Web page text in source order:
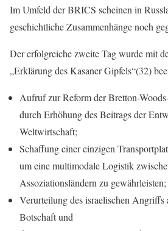
Im Umfeld der BRICS scheinen in
geschichtliche Zusammenhänge noch
Der erfolgreiche zweite Tag wurde mit
„Erklärung des Kasaner Gipfels“(32)
Aufruf zur Reform der Bretton-
durch Erhöhung des Beitrags der
Weltwirtschaft;
Schaffung einer einzigen
um eine multimodale Logistik
Assoziationsländern zu gewährleisten;
Verurteilung des israelischen Angriffs
Botschaft und